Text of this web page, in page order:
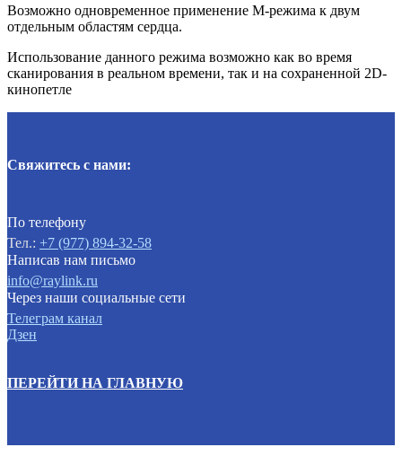
Возможно одновременное применение М-режима к двум
отдельным областям сердца.
Использование данного режима возможно как во время
сканирования в реальном времени, так и на сохраненной 2D-
кинопетле
Свяжитесь с нами:
По телефону
Тел.: +7 (977) 894-32-58
Написав нам письмо
info@raylink.ru
Через наши социальные сети
Телеграм канал
Дзен
ПЕРЕЙТИ НА ГЛАВНУЮ